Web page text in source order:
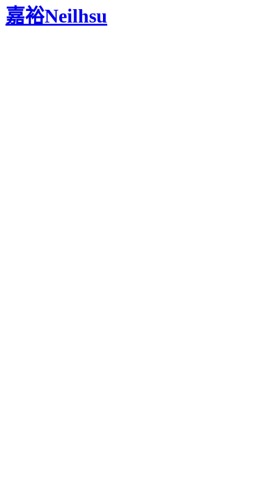
嘉裕Neilhsu